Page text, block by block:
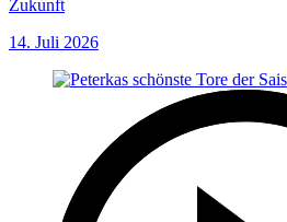
Zukunft
14. Juli 2026